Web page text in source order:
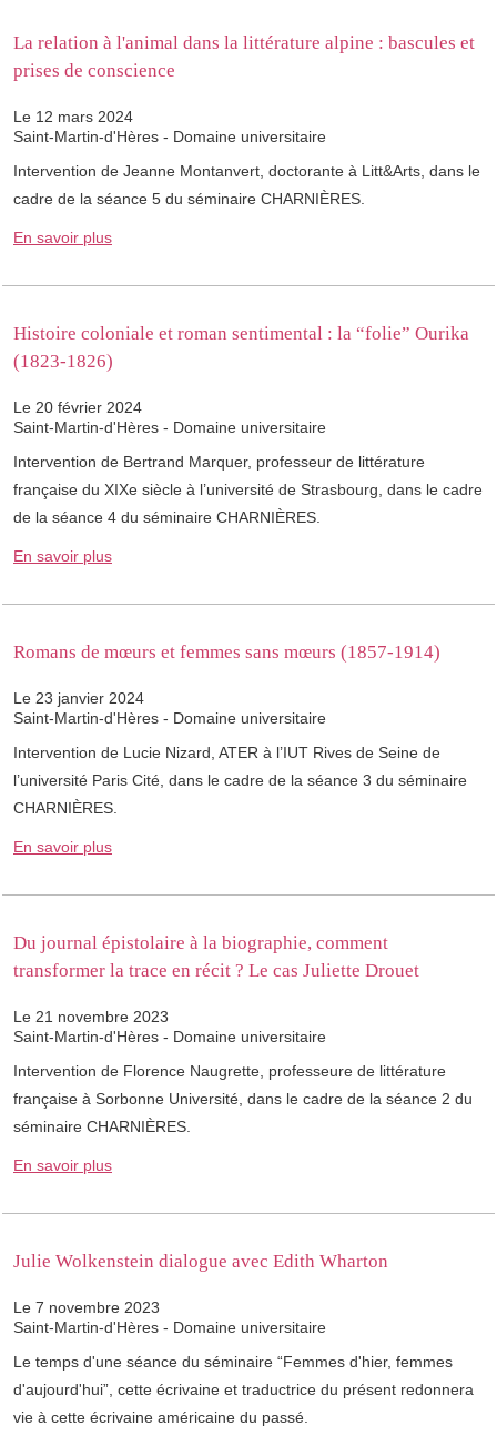
La relation à l'animal dans la littérature alpine : bascules et
prises de conscience
Le 12 mars 2024
Saint-Martin-d'Hères - Domaine universitaire
Intervention de Jeanne Montanvert, doctorante à Litt&Arts, dans le
cadre de la séance 5 du séminaire CHARNIÈRES.
En savoir plus
Histoire coloniale et roman sentimental : la “folie” Ourika
(1823-1826)
Le 20 février 2024
Saint-Martin-d'Hères - Domaine universitaire
Intervention de Bertrand Marquer, professeur de littérature
française du XIXe siècle à l’université de Strasbourg, dans le cadre
de la séance 4 du séminaire CHARNIÈRES.
En savoir plus
Romans de mœurs et femmes sans mœurs (1857-1914)
Le 23 janvier 2024
Saint-Martin-d'Hères - Domaine universitaire
Intervention de Lucie Nizard, ATER à l’IUT Rives de Seine de
l’université Paris Cité, dans le cadre de la séance 3 du séminaire
CHARNIÈRES.
En savoir plus
Du journal épistolaire à la biographie, comment
transformer la trace en récit ? Le cas Juliette Drouet
Le 21 novembre 2023
Saint-Martin-d'Hères - Domaine universitaire
Intervention de Florence Naugrette, professeure de littérature
française à Sorbonne Université, dans le cadre de la séance 2 du
séminaire CHARNIÈRES.
En savoir plus
Julie Wolkenstein dialogue avec Edith Wharton
Le 7 novembre 2023
Saint-Martin-d'Hères - Domaine universitaire
Le temps d'une séance du séminaire “Femmes d'hier, femmes
d'aujourd'hui”, cette écrivaine et traductrice du présent redonnera
vie à cette écrivaine américaine du passé.